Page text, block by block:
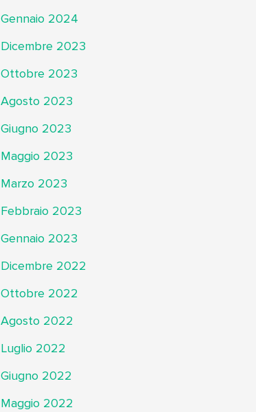
Gennaio 2024
Dicembre 2023
Ottobre 2023
Agosto 2023
Giugno 2023
Maggio 2023
Marzo 2023
Febbraio 2023
Gennaio 2023
Dicembre 2022
Ottobre 2022
Agosto 2022
Luglio 2022
Giugno 2022
Maggio 2022